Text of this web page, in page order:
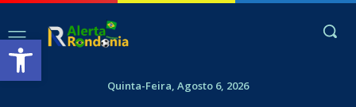
Abrir a barra de ferramentas
Quinta-Feira, Agosto 6, 2026